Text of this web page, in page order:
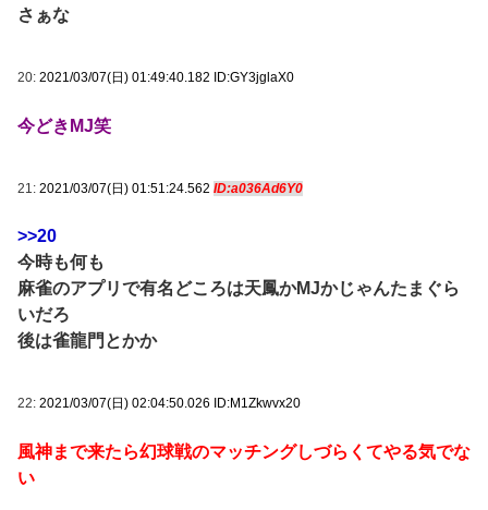
さぁな
20: 2021/03/07(日) 01:49:40.182 ID:GY3jglaX0
今どきMJ笑
21: 2021/03/07(日) 01:51:24.562 ID:a036Ad6Y0
>>20
今時も何も
麻雀のアプリで有名どころは天鳳かMJかじゃんたまぐら
いだろ
後は雀龍門とかか
22: 2021/03/07(日) 02:04:50.026 ID:M1Zkwvx20
風神まで来たら幻球戦のマッチングしづらくてやる気でな
い